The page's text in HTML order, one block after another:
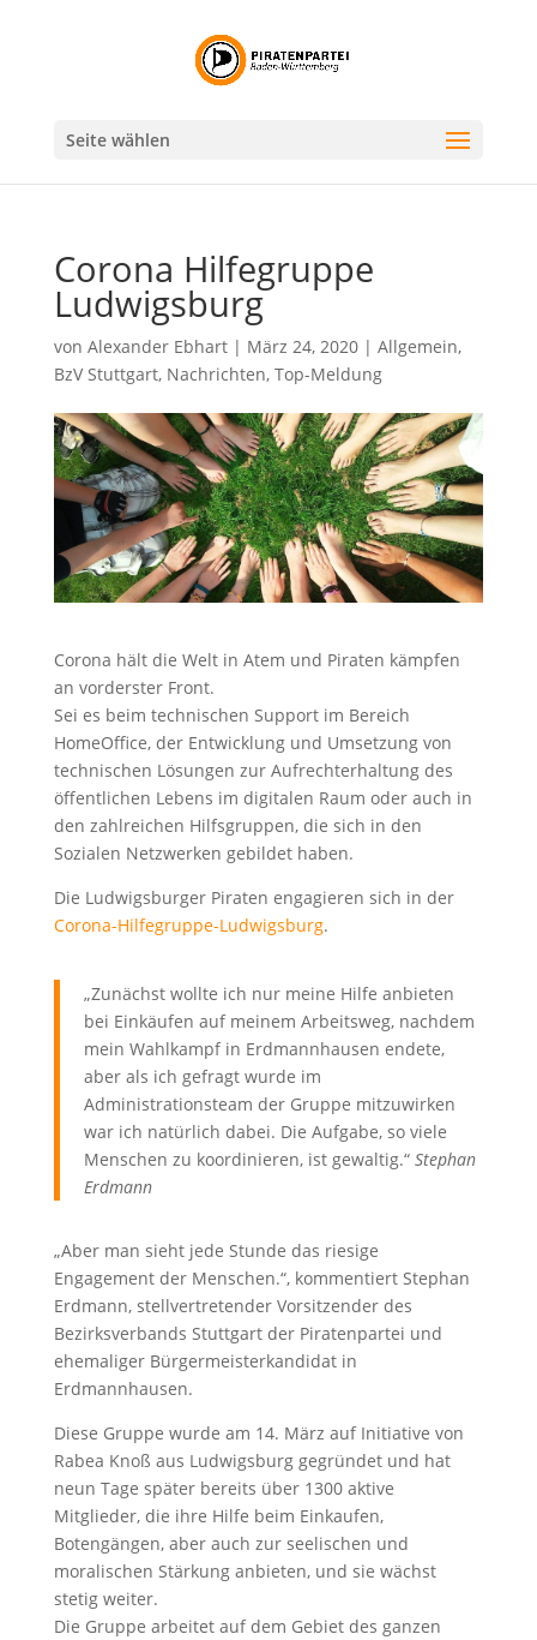
Seite wählen
Corona Hilfegruppe
Ludwigsburg
von Alexander Ebhart| März 24, 2020| Allgemein,
BzV Stuttgart, Nachrichten, Top-Meldung
Corona hält die Welt in Atem und Piraten kämpfen
an vorderster Front.
Sei es beim technischen Support im Bereich
HomeOffice, der Entwicklung und Umsetzung von
technischen Lösungen zur Aufrechterhaltung des
öffentlichen Lebens im digitalen Raum oder auch in
den zahlreichen Hilfsgruppen, die sich in den
Sozialen Netzwerken gebildet haben.
Die Ludwigsburger Piraten engagieren sich in der
Corona-Hilfegruppe-Ludwigsburg.
„Zunächst wollte ich nur meine Hilfe anbieten
bei Einkäufen auf meinem Arbeitsweg, nachdem
mein Wahlkampf in Erdmannhausen endete,
aber als ich gefragt wurde im
Administrationsteam der Gruppe mitzuwirken
war ich natürlich dabei. Die Aufgabe, so viele
Menschen zu koordinieren, ist gewaltig.“ Stephan
Erdmann
„Aber man sieht jede Stunde das riesige
Engagement der Menschen.“, kommentiert Stephan
Erdmann, stellvertretender Vorsitzender des
Bezirksverbands Stuttgart der Piratenpartei und
ehemaliger Bürgermeisterkandidat in
Erdmannhausen.
Diese Gruppe wurde am 14. März auf Initiative von
Rabea Knoß aus Ludwigsburg gegründet und hat
neun Tage später bereits über 1300 aktive
Mitglieder, die ihre Hilfe beim Einkaufen,
Botengängen, aber auch zur seelischen und
moralischen Stärkung anbieten, und sie wächst
stetig weiter.
Die Gruppe arbeitet auf dem Gebiet des ganzen